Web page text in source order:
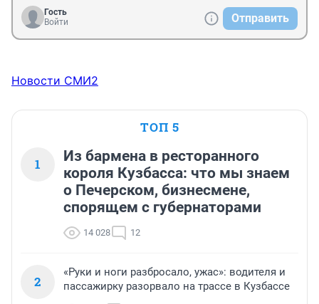
Гость
Войти
Отправить
Новости СМИ2
ТОП 5
1
Из бармена в ресторанного
короля Кузбасса: что мы знаем
о Печерском, бизнесмене,
спорящем с губернаторами
14 028 12
2
«Руки и ноги разбросало, ужас»: водителя и
пассажирку разорвало на трассе в Кузбассе